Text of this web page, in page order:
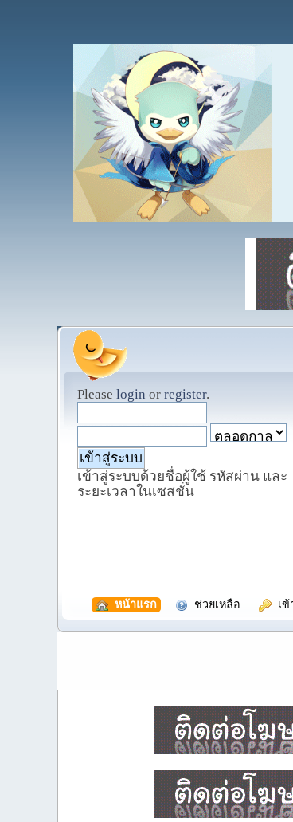
Please login or register.
เข้าสู่ระบบด้วยชื่อผู้ใช้ รหัสผ่าน และ
ระยะเวลาในเซสชั่น
หน้าแรก ช่วยเหลือ เ